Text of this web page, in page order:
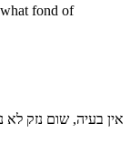
fond of